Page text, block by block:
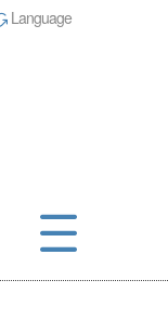
Language